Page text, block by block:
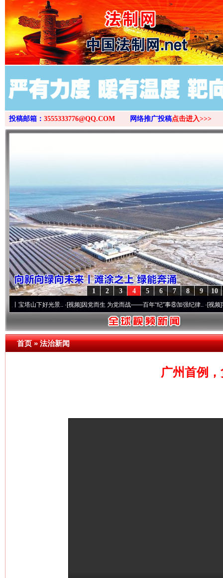
>
投稿邮箱： 3555333776@QQ.COM 网络推广投稿点击进入>>>
10
9
8
7
6
5
4
3
2
1
山下好光景..·[视频]因党而生 为党而战——百年“纪”事⑧加强纪律..·[视频]牢记初心
首页»法治新闻
广州首例